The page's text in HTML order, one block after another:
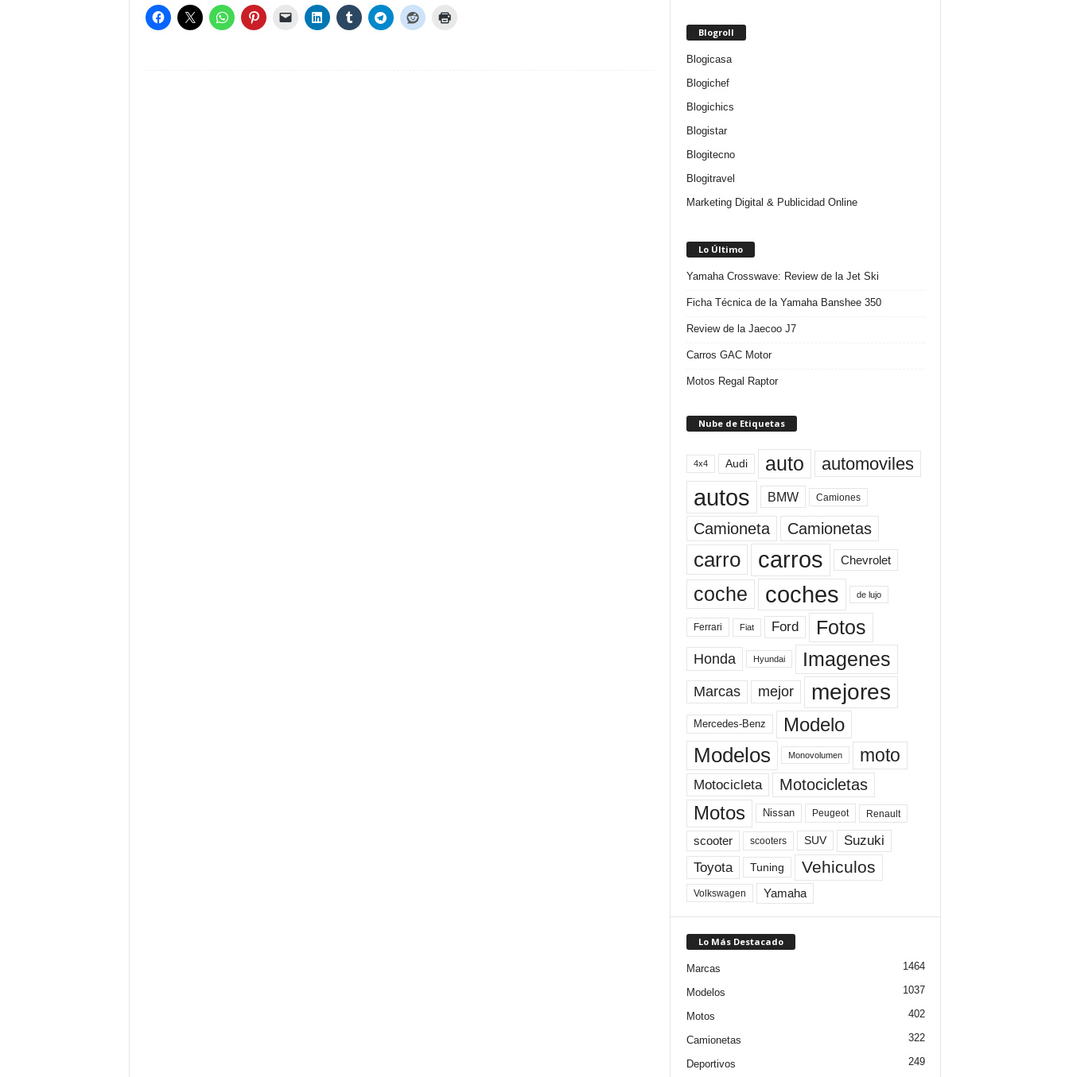
Blogroll
Blogicasa
Blogichef
Blogichics
Blogistar
Blogitecno
Blogitravel
Marketing Digital & Publicidad Online
Lo Último
Yamaha Crosswave: Review de la Jet Ski
Ficha Técnica de la Yamaha Banshee 350
Review de la Jaecoo J7
Carros GAC Motor
Motos Regal Raptor
Nube de Etiquetas
4x4 Audi auto automoviles
autos BMW Camiones
Camioneta Camionetas
carro carros Chevrolet
coche coches de lujo
Ferrari Fiat Ford Fotos
Honda Hyundai Imagenes
Marcas mejor mejores
Mercedes-Benz Modelo
Modelos Monovolumen moto
Motocicleta Motocicletas
Motos Nissan Peugeot Renault
scooter scooters SUV Suzuki
Toyota Tuning Vehiculos
Volkswagen Yamaha
Lo Más Destacado
Marcas 1464
Modelos 1037
Motos 402
Camionetas 322
Deportivos 249